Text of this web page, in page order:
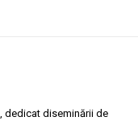
dedicat diseminării de